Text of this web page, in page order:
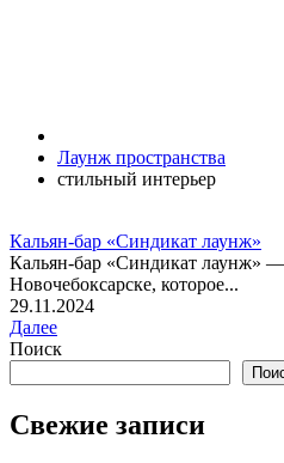
Лаунж пространства
стильный интерьер
Кальян-бар «Синдикат лаунж»
Кальян-бар «Синдикат лаунж» —
Новочебоксарске, которое...
29.11.2024
Далее
Поиск
Свежие записи